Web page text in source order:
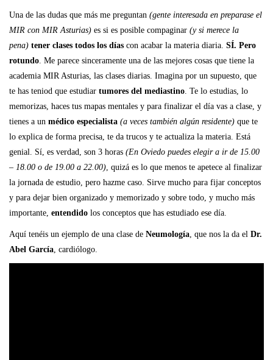
Una de las dudas que más me preguntan (gente interesada en preparase el
MIR con MIR Asturias) es si es posible compaginar (y si merece la
pena) tener clases todos los días con acabar la materia diaria. SÍ. Pero
rotundo. Me parece sinceramente una de las mejores cosas que tiene la
academia MIR Asturias, las clases diarias. Imagina por un supuesto, que
te has teniod que estudiar tumores del mediastino. Te lo estudias, lo
memorizas, haces tus mapas mentales y para finalizar el día vas a clase, y
tienes a un médico especialista (a veces también algún residente) que te
lo explica de forma precisa, te da trucos y te actualiza la materia. Está
genial. Sí, es verdad, son 3 horas (En Oviedo puedes elegir a ir de 15.00
– 18.00 o de 19.00 a 22.00), quizá es lo que menos te apetece al finalizar
la jornada de estudio, pero hazme caso. Sirve mucho para fijar conceptos
y para dejar bien organizado y memorizado y sobre todo, y mucho más
importante, entendido los conceptos que has estudiado ese día.
Aquí tenéis un ejemplo de una clase de Neumología, que nos la da el Dr.
Abel García, cardiólogo.